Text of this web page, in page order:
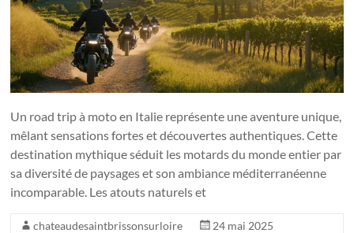
Un road trip à moto en Italie représente une aventure unique,
mêlant sensations fortes et découvertes authentiques. Cette
destination mythique séduit les motards du monde entier par
sa diversité de paysages et son ambiance méditerranéenne
incomparable. Les atouts naturels et
chateaudesaintbrissonsurloire
24 mai 2025